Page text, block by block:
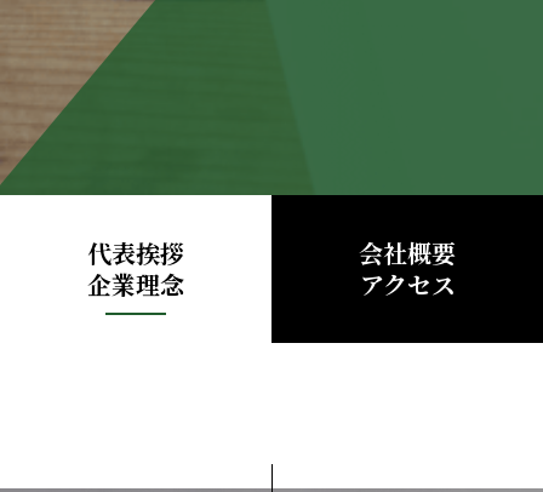
代表挨拶
企業理念
会社概要
アクセス